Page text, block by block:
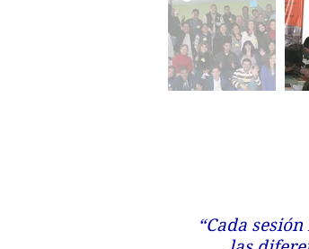
“Cada